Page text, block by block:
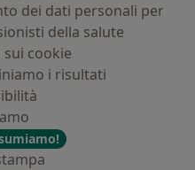
dei dati personali per
della salute
cookie
i risultati